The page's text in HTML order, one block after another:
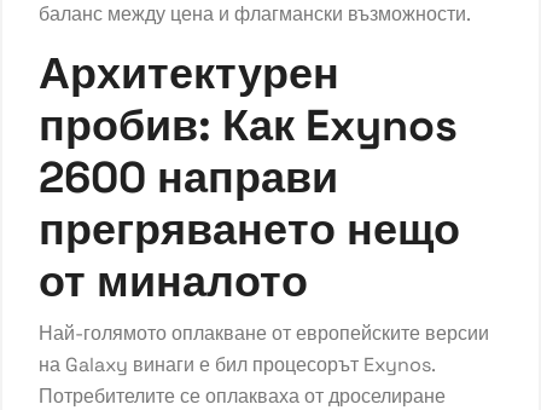
баланс между цена и флагмански възможности.
Архитектурен
пробив: Как Exynos
2600 направи
прегряването нещо
от миналото
Най-голямото оплакване от европейските версии
на Galaxy винаги е бил процесорът Exynos.
Потребителите се оплакваха от дроселиране